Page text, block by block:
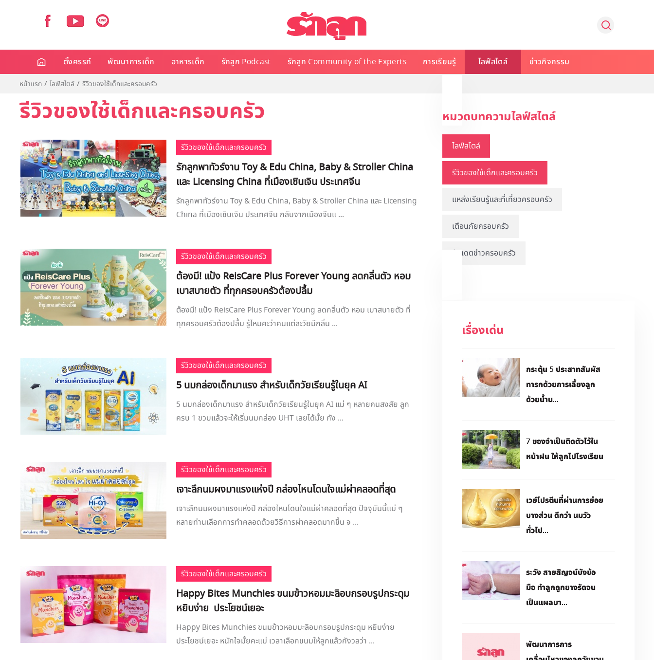
ตั้งครรภ์ พัฒนาการเด็ก อาหารเด็ก รักลูก Podcast รักลูก Community of the Experts การเรียนรู้ ไลฟ์สไตล์ ข่าวกิจกรรม
หน้าแรก ไลฟ์สไตล์ รีวิวของใช้เด็กและครอบครัว
รีวิวของใช้เด็กและครอบครัว
รีวิวของใช้เด็กและครอบครัว
รักลูกพาทัวร์งาน Toy & Edu China, Baby & Stroller China
และ Licensing China ที่เมืองเซินเจิน ประเทศจีน
รักลูกพาทัวร์งาน Toy & Edu China, Baby & Stroller China และ Licensing
China ที่เมืองเซินเจิน ประเทศจีน กลับจากเมืองจีนแ ...
รีวิวของใช้เด็กและครอบครัว
ต้องมี! แป้ง ReisCare Plus Forever Young ลดกลิ่นตัว หอม
เบาสบายตัว ที่ทุกครอบครัวต้องปลื้ม
ต้องมี! แป้ง ReisCare Plus Forever Young ลดกลิ่นตัว หอม เบาสบายตัว ที่
ทุกครอบครัวต้องปลื้ม รู้ไหมคะว่าคนแต่ละวัยมีกลิ่น ...
รีวิวของใช้เด็กและครอบครัว
5 นมกล่องเด็กมาแรง สำหรับเด็กวัยเรียนรู้ในยุค AI
5 นมกล่องเด็กมาแรง สำหรับเด็กวัยเรียนรู้ในยุค AI แม่ ๆ หลายคนสงสัย ลูก
ครบ 1 ขวบแล้วจะให้เริ่มนมกล่อง UHT เลยได้มั้ย กัง ...
รีวิวของใช้เด็กและครอบครัว
เจาะลึกนมผงมาแรงแห่งปี กล่องไหนโดนใจแม่ผ่าคลอดที่สุด
เจาะลึกนมผงมาแรงแห่งปี กล่องไหนโดนใจแม่ผ่าคลอดที่สุด ปัจจุบันนี้แม่ ๆ
หลายท่านเลือกการทำคลอดด้วยวิธีการผ่าคลอดมากขึ้น จ ...
รีวิวของใช้เด็กและครอบครัว
Happy Bites Munchies ขนมข้าวหอมมะลิอบกรอบรูปกระดุม
หยิบง่าย ประโยชน์เยอะ
Happy Bites Munchies ขนมข้าวหอมมะลิอบกรอบรูปกระดุม หยิบง่าย
ประโยชน์เยอะ หนักใจมั้ยคะแม่ เวลาเลือกขนมให้ลูกแล้วกังวลว่า ...
หมวดบทความไลฟ์สไตล์
ไลฟ์สไตล์
รีวิวของใช้เด็กและครอบครัว
แหล่งเรียนรู้และที่เที่ยวครอบครัว
เตือนภัยครอบครัว
อัปเดตข่าวครอบครัว
เรื่องเด่น
กระตุ้น 5 ประสาทสัมผัส
ทารกด้วยการเลี้ยงลูก
ด้วยน้ำน...
7 ของจำเป็นติดตัวไว้ใน
หน้าฝน ให้ลูกไปโรงเรียน
เวย์โปรตีนที่ผ่านการย่อย
บางส่วน ดีกว่า นมวัว
ทั่วไป...
ระวัง สายสิญจน์บังข้อ
มือ ทำลูกถูกยางรัดจน
เป็นแผลบา...
พัฒนาการการ